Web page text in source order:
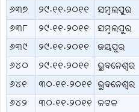
୬୩୭
୨୯.୧୧.୨୦୧୧ ସମ୍ବଲପୁର
୬୩୮
୨୯.୧୧.୨୦୧୧ ସମ୍ବଲପୁର
୬୩୯
୨୯.୧୧.୨୦୧୧ ଜୟପୁର
୬୪୦
୨୯.୧୧.୨୦୧୧ ଭୁବନେଶ୍ବର
୬୪୧
୩୦.୧୧.୨୦୧୧ ଭୁବନେଶ୍ବର
୬୪୨
୩୦.୧୧.୨୦୧୧ କଟକ